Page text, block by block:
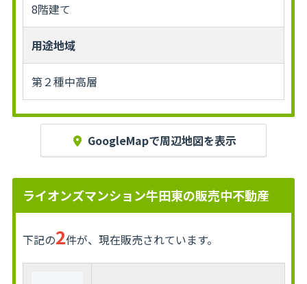
8階建て
用途地域
第２種中高層
GoogleMapで周辺地図を表示
ライオンズマンション牛田東の販売中不動産
下記の2件が、現在販売されています。